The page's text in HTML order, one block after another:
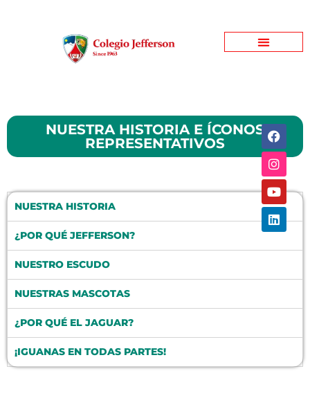
NUESTRA HISTORIA E ÍCONOS
REPRESENTATIVOS
NUESTRA HISTORIA
¿POR QUÉ JEFFERSON?
NUESTRO ESCUDO
NUESTRAS MASCOTAS
¿POR QUÉ EL JAGUAR?
¡IGUANAS EN TODAS PARTES!